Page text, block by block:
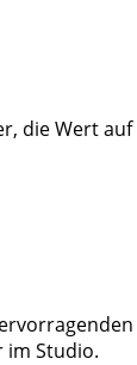
die Wert
im Studio.